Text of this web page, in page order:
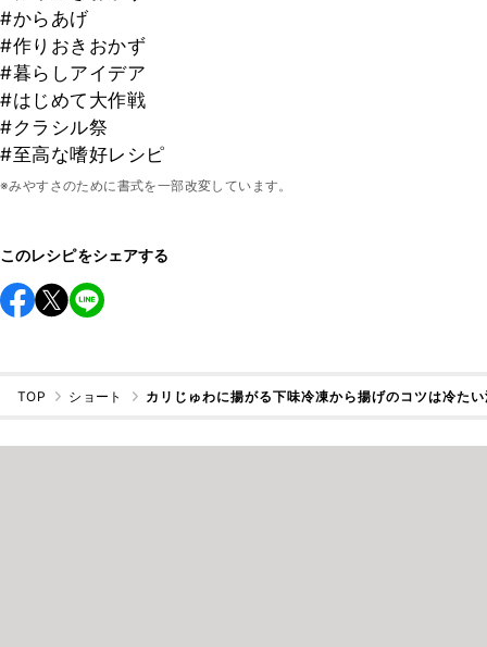
#からあげ
#作りおきおかず
#暮らしアイデア
#はじめて大作戦
#クラシル祭
#至高な嗜好レシピ
※みやすさのために書式を一部改変しています。
このレシピをシェアする
TOP ショート カリじゅわに揚がる下味冷凍から揚げのコツは冷た